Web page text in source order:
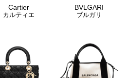
Cartier
カルティエ
BVLGARI
ブルガリ